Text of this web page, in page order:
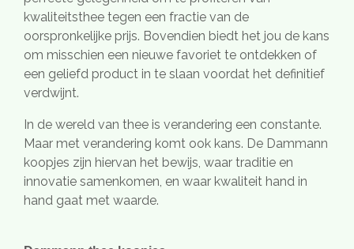
kwaliteitsthee tegen een fractie van de
oorspronkelijke prijs. Bovendien biedt het jou de kans
om misschien een nieuwe favoriet te ontdekken of
een geliefd product in te slaan voordat het definitief
verdwijnt.
In de wereld van thee is verandering een constante.
Maar met verandering komt ook kans. De Dammann
koopjes zijn hiervan het bewijs, waar traditie en
innovatie samenkomen, en waar kwaliteit hand in
hand gaat met waarde.